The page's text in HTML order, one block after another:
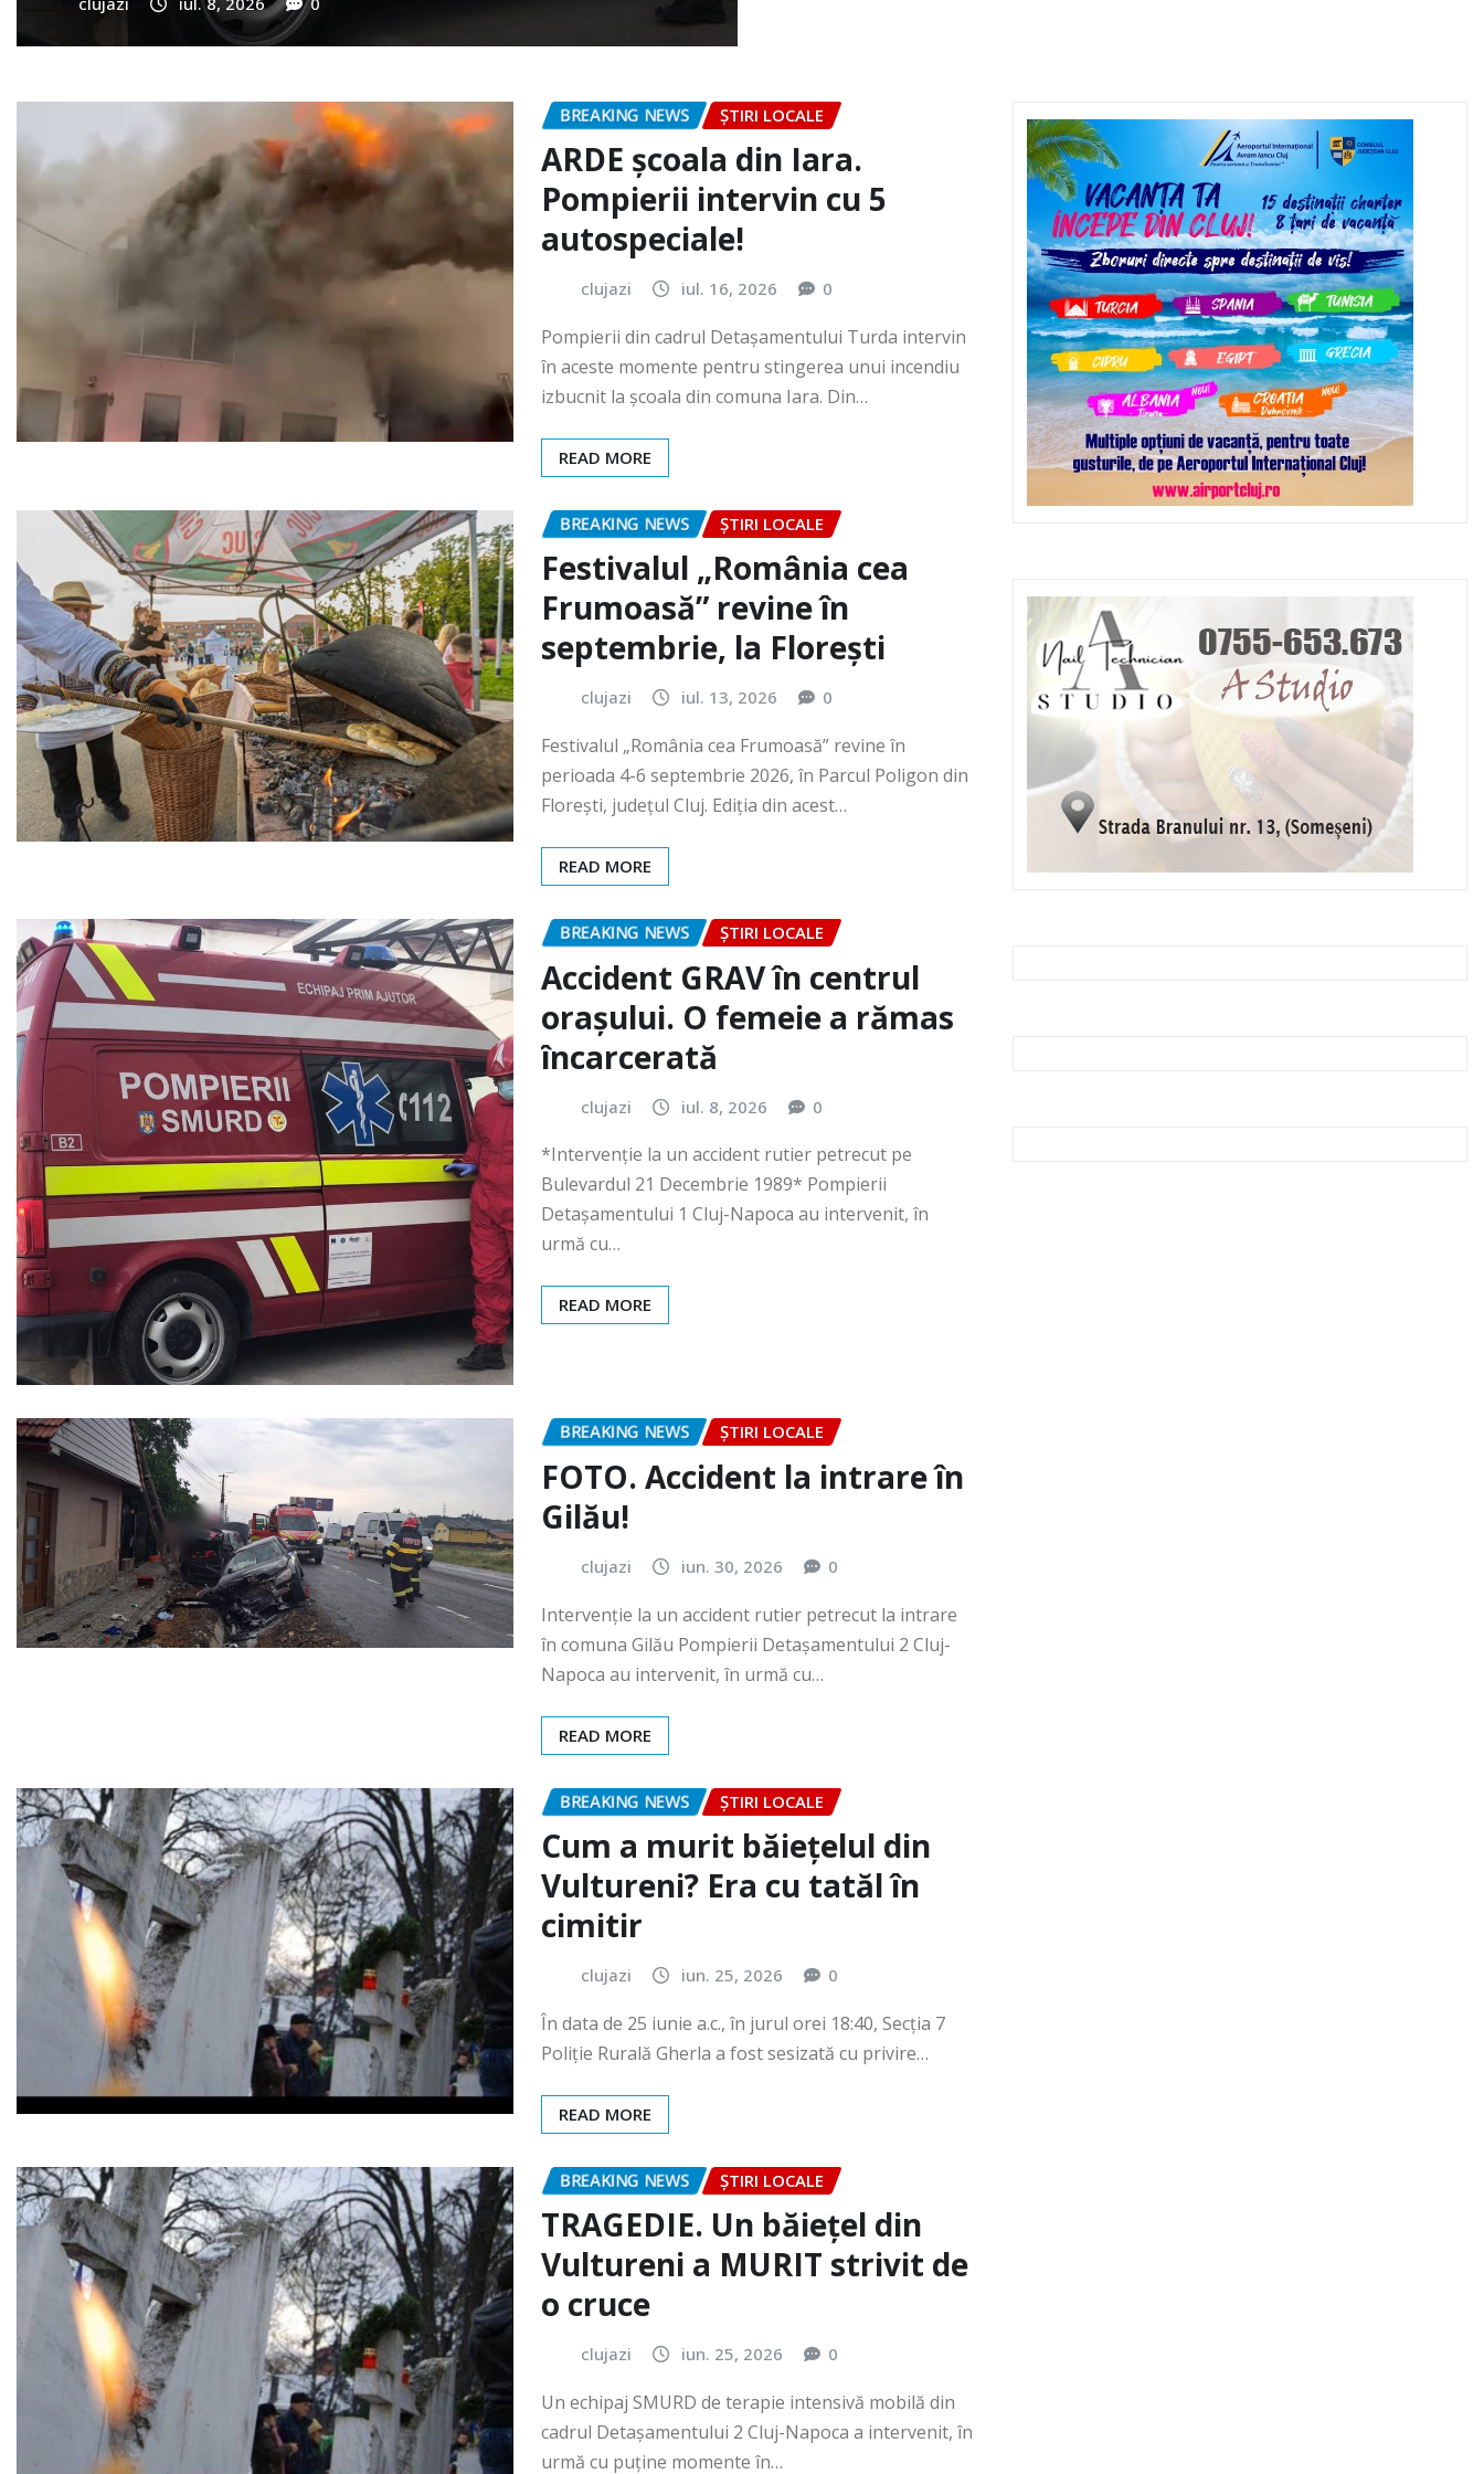
BREAKING NEWS ȘTIRI LOCALE
Pompierii intervin cu 5
autospeciale!
clujazi iul. 16, 2026 0
Pompierii din cadrul Detașamentului Turda intervin
în aceste momente pentru stingerea unui incendiu
izbucnit la școala din comuna Iara. Din…
READ MORE
BREAKING NEWS
Festivalul „România cea
Frumoasă” revine în
septembrie, la Florești
clujazi iul. 13, 2026 0
Festivalul „România cea Frumoasă” revine în
perioada 4-6 septembrie 2026, în Parcul Poligon din
Floreşti, județul Cluj. Ediția din acest…
READ MORE
BREAKING NEWS
Accident GRAV în centrul
orașului. O femeie a rămas
încarcerată
clujazi iul. 8, 2026 0
*Intervenție la un accident rutier petrecut pe
Bulevardul 21 Decembrie 1989* Pompierii
Detașamentului 1 Cluj-Napoca au intervenit, în
urmă cu…
READ MORE
Gilău!
clujazi iun. 30, 2026 0
Intervenție la un accident rutier petrecut la intrare
în comuna Gilău Pompierii Detașamentului 2 Cluj-
Napoca au intervenit, în urmă cu…
READ MORE
BREAKING NEWS
Cum a murit băiețelul din
Vultureni? Era cu tatăl în
cimitir
clujazi iun. 25, 2026 0
În data de 25 iunie a.c., în jurul orei 18:40, Secția 7
Poliție Rurală Gherla a fost sesizată cu privire…
READ MORE
BREAKING NEWS
TRAGEDIE. Un băiețel din
Vultureni a MURIT strivit de
o cruce
clujazi iun. 25, 2026 0
Un echipaj SMURD de terapie intensivă mobilă din
cadrul Detașamentului 2 Cluj-Napoca a intervenit, în
urmă cu puține momente în…
READ MORE